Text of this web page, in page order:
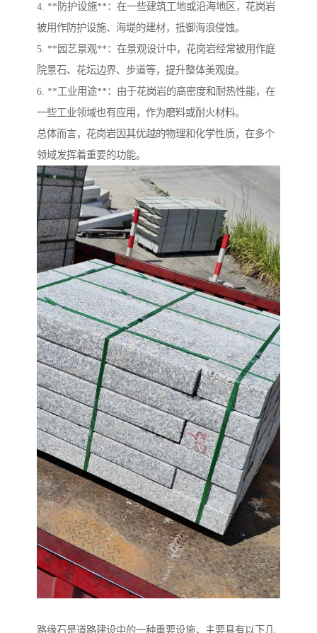
4. **防护设施**：在一些建筑工地或沿海地区，花岗岩
被用作防护设施、海堤的建材，抵御海浪侵蚀。
5. **园艺景观**：在景观设计中，花岗岩经常被用作庭
院景石、花坛边界、步道等，提升整体美观度。
6. **工业用途**：由于花岗岩的高密度和耐热性能，在
一些工业领域也有应用，作为磨料或耐火材料。
总体而言，花岗岩因其优越的物理和化学性质，在多个
领域发挥着重要的功能。
路缘石是道路建设中的一种重要设施，主要具有以下几